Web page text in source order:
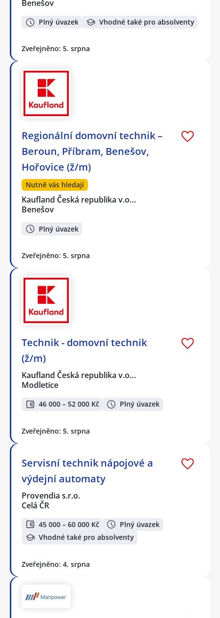
Benešov
Plný úvazek Vhodné také pro absolventy
Zveřejněno: 5. srpna
Regionální domovní technik –
Beroun, Příbram, Benešov,
Hořovice (ž/m)
Nutně vás hledají
Kaufland Česká republika v.o…
Benešov
Plný úvazek
Zveřejněno: 5. srpna
Technik - domovní technik
(ž/m)
Kaufland Česká republika v.o…
Modletice
46 000 – 52 000 Kč Plný úvazek
Zveřejněno: 5. srpna
Servisní technik nápojové a
výdejní automaty
Provendia s.r.o.
Celá ČR
45 000 – 60 000 Kč
Plný úvazek
Vhodné také pro absolventy
Zveřejněno: 4. srpna